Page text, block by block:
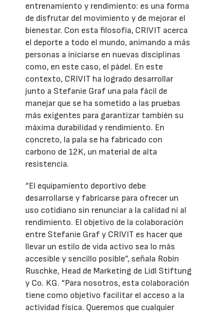
entrenamiento y rendimiento: es una forma
de disfrutar del movimiento y de mejorar el
bienestar. Con esta filosofía, CRIVIT acerca
el deporte a todo el mundo, animando a más
personas a iniciarse en nuevas disciplinas
como, en este caso, el pádel. En este
contexto, CRIVIT ha logrado desarrollar
junto a Stefanie Graf una pala fácil de
manejar que se ha sometido a las pruebas
más exigentes para garantizar también su
máxima durabilidad y rendimiento. En
concreto, la pala se ha fabricado con
carbono de 12K, un material de alta
resistencia.
“El equipamiento deportivo debe
desarrollarse y fabricarse para ofrecer un
uso cotidiano sin renunciar a la calidad ni al
rendimiento. El objetivo de la colaboración
entre Stefanie Graf y CRIVIT es hacer que
llevar un estilo de vida activo sea lo más
accesible y sencillo posible”, señala Robin
Ruschke, Head de Marketing de Lidl Stiftung
y Co. KG. “Para nosotros, esta colaboración
tiene como objetivo facilitar el acceso a la
actividad física. Queremos que cualquier